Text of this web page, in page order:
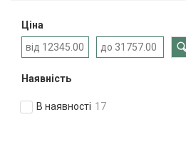
Ціна
Наявність
В наявності 17